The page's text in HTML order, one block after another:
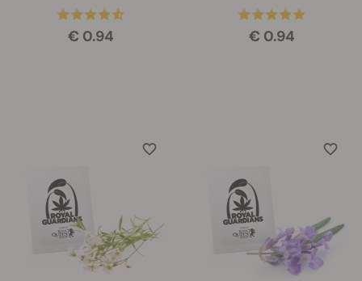
€ 0.94 € 0.94